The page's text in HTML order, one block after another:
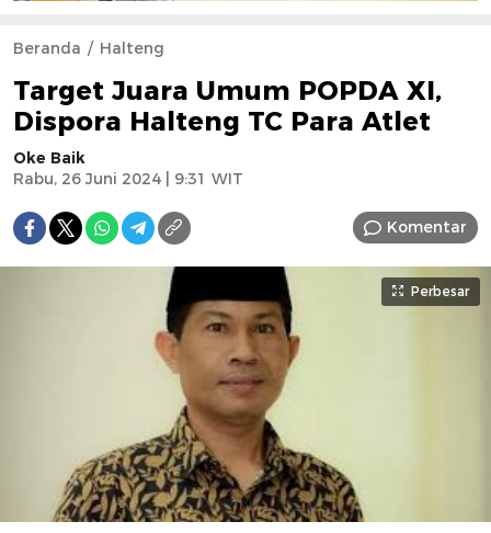
Beranda Halteng
Target Juara Umum POPDA XI,
Dispora Halteng TC Para Atlet
Oke Baik
Rabu, 26 Juni 2024 | 9:31 WIT
Komentar
Perbesar